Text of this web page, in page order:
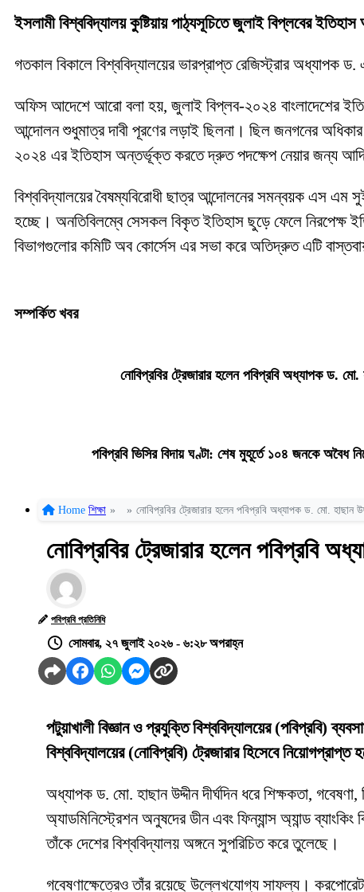
ইসলামী বিশ্ববিদ্যালয় কুষ্টিয়ায় পাঠ্যসূচিতে জুলাই বিপ্লবের
গতকাল বিকালে বিশ্ববিদ্যালয়ের ভারপ্রাপ্ত রেজিস্ট্রার
অফিস আদেশে আরো বলা হয়, জুলাই বিপ্লব-২০২৪ বাংলাদেশের
আন্দোলন শুধুমাত্র দাবী পূরণের লড়াই ছিলনা। ছিল জনগনের
২০২৪ এর ইতিহাস অন্তর্ভূক্ত করতে দ্রুত পদক্ষেপ নেয়ার জন্য
বিশ্ববিদ্যালয়ের বৈষম্যবিরোধী ছাত্র আন্দোলনের সমন্বয়ক এস এম
হচ্ছে। অনতিবিলম্বে সেসকল বিকৃত ইতিহাস ছুড়ে ফেলে নিরপেক্ষ
বিভাগগুলোর কমিটি অব কোর্সেস এর সভা করে অতিদ্রুত এটি
সম্পর্কিত খবর
নোবিপ্রবির ট্রেজারার হলেন পবিপ্রবি অধ্যাপক ড. মো.
পবিপ্রবি ভিসির বিদায় ঘণ্টা: শেষ মুহূর্তে ১০৪ জনকে অবৈধ
Home শিক্ষা » » নোবিপ্রবির ট্রেজারার হলেন পবিপ্রবি অধ্যাপক ড. মো. হাছান
নোবিপ্রবির ট্রেজারার হলেন পবিপ্রবি
পবিপ্রবি প্রতিনিধি
সোমবার, ২৭ জুলাই ২০২৬ - ৬:২৮ অপরাহ্ন
পটুয়াখালী বিজ্ঞান ও প্রযুক্তি বিশ্ববিদ্যালয়ের (পবিপ্রবি)
বিশ্ববিদ্যালয়ের (নোবিপ্রবি) ট্রেজারার হিসেবে নিয়োগপ্রাপ্ত
অধ্যাপক ড. মো. হাছান উদ্দীন দীর্ঘদিন ধরে শিক্ষকতা,
অ্যাডমিনিস্ট্রেশন অনুষদের ডীন এবং ফিন্যান্স অ্যান্ড
তাঁকে দেশের বিশ্ববিদ্যালয় অঙ্গনে সুপরিচিত করে তুলেছে।
গবেষণাক্ষেত্রেও তাঁর রয়েছে উল্লেখযোগ্য সাফল্য। করপোরেট